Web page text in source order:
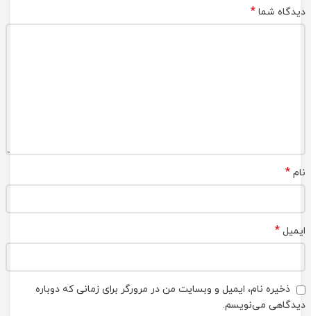
دیدگاه شما *
نام *
ایمیل *
ذخیره نام، ایمیل و وبسایت من در مرورگر برای زمانی که دوباره
دیدگاهی می‌نویسم.